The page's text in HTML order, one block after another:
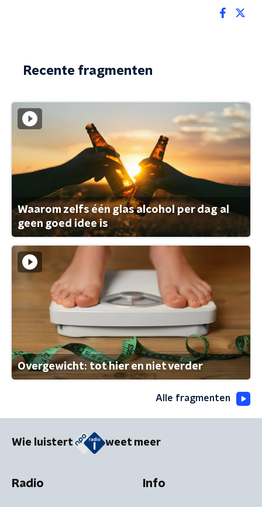
Recente fragmenten
Waarom zelfs één glas alcohol per dag al
geen goed idee is
Overgewicht: tot hier en niet verder
Alle fragmenten
Wie luistert weet meer
Radio Info